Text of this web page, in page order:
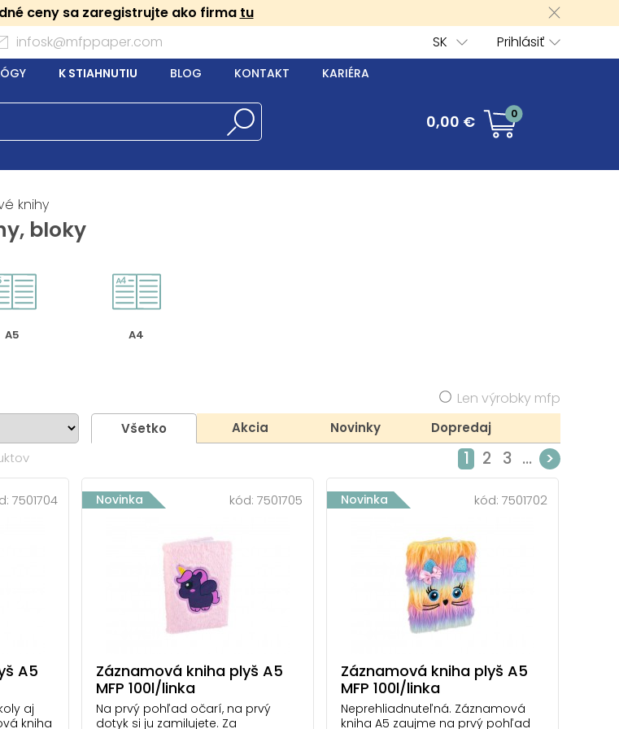
ceny sa zaregistrujte ako firma tu
infosk@mfppaper.com Prihlásiť
SK
K STIAHNUTIU BLOG KONTAKT KARIÉRA
0,00 € 0
knihy
bloky
A5 A4
Len výrobky mfp
Všetko Akcia Novinky
Dopredaj
1 2 3 ... >
7501704
A5
aj
kniha
Novinka kód: 7501705
Záznamová kniha plyš A5
MFP 100l/linka
Na prvý pohľad očarí, na prvý
dotyk si ju zamilujete. Za
Novinka kód: 7501702
Záznamová kniha plyš A5
MFP 100l/linka
Neprehliadnuteľná. Záznamová
kniha A5 zaujme na prvý pohľad